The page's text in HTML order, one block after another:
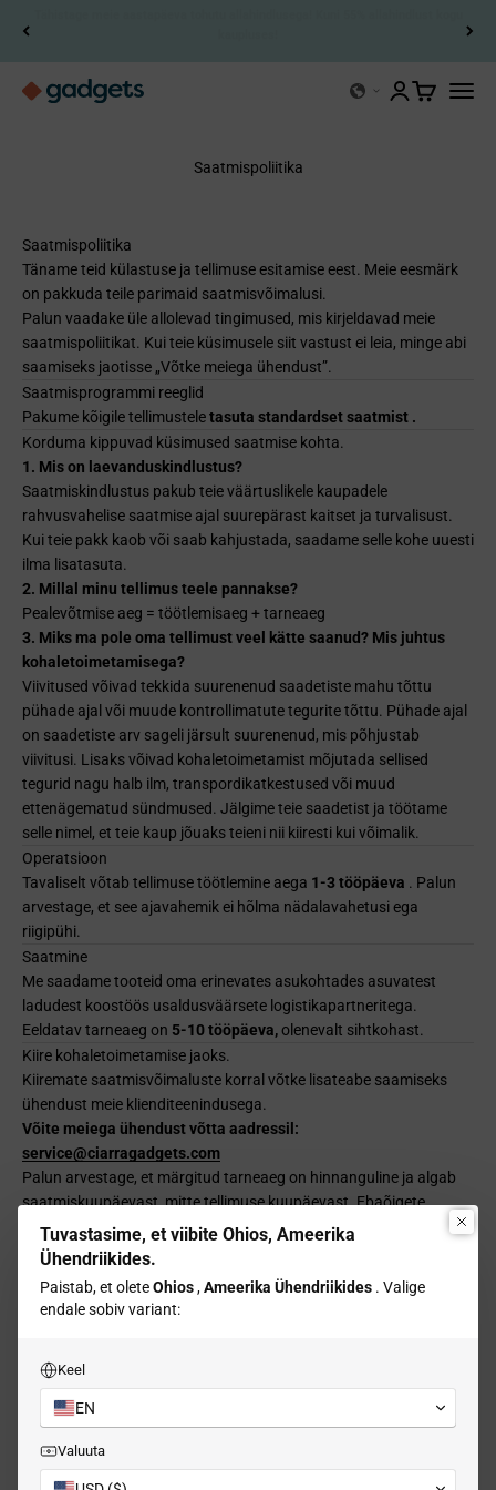
Ava
Kerry vidinad Ava konto leht
Ava
Saatmispoliitika
Saatmispoliitika
Täname teid külastuse ja tellimuse esitamise eest. Meie eesmärk
on pakkuda teile parimaid saatmisvõimalusi.
Palun vaadake üle allolevad tingimused, mis kirjeldavad meie
saatmispoliitikat. Kui teie küsimusele siit vastust ei leia, minge abi
saamiseks jaotisse „Võtke meiega ühendust”.
Saatmisprogrammi reeglid
Pakume kõigile tellimusteletasuta standardset saatmist .
Korduma kippuvad küsimused saatmise kohta.
1. Mis on laevanduskindlustus?
Saatmiskindlustus pakub teie väärtuslikele kaupadele
rahvusvahelise saatmise ajal suurepärast kaitset ja turvalisust.
Kui teie pakk kaob või saab kahjustada, saadame selle kohe uuesti
ilma lisatasuta.
2. Millal minu tellimus teele pannakse?
Pealevõtmise aeg = töötlemisaeg + tarneaeg
3. Miks ma pole oma tellimust veel kätte saanud? Mis juhtus
kohaletoimetamisega?
Viivitused võivad tekkida suurenenud saadetiste mahu tõttu
pühade ajal või muude kontrollimatute tegurite tõttu. Pühade ajal
on saadetiste arv sageli järsult suurenenud, mis põhjustab
viivitusi. Lisaks võivad kohaletoimetamist mõjutada sellised
tegurid nagu halb ilm, transpordikatkestused või muud
ettenägematud sündmused. Jälgime teie saadetist ja töötame
selle nimel, et teie kaup jõuaks teieni nii kiiresti kui võimalik.
Operatsioon
Tavaliselt võtab tellimuse töötlemine aega 1-3 tööpäeva . Palun
arvestage, et see ajavahemik ei hõlma nädalavahetusi ega
riigipühi.
Saatmine
Me saadame tooteid oma erinevates asukohtades asuvatest
ladudest koostöös usaldusväärsete logistikapartneritega.
Eeldatav tarneaeg on 5-10 tööpäeva,olenevalt sihtkohast.
Kiire kohaletoimetamise jaoks.
Kiiremate saatmisvõimaluste korral võtke lisateabe saamiseks
ühendust meie klienditeenindusega.
Võite meiega ühendust võtta aadressil:
service@ciarragadgets.com
Palun arvestage, et märgitud tarneaeg on hinnanguline ja algab
saatmiskuupäevast, mitte tellimuse kuupäevast. Ebaõigete
aadresside, tolliprotseduuride või muude ettenägematute
asjaolude tõttu võib tarneaeg oodatust kauem aega võtta.
Kohaletoimetamise viivitused pühade ajal.
Palun arvestage, et Tai riigipühade ajal (nt Songkrani päev,
saatmisprotsessi. Hindame teie mõistvat suhtumist ja teeme kõik
endast oleneva, et teie tellimus jõuaks kohale nii kiiresti kui
võimalik.
Tuvastasime, et viibite Ohios, Ameerika
Ühendriikides.
Paistab, et oleteOhios,Ameerika Ühendriikides . Valige
endale sobiv variant:
Keel
EN
Valuuta